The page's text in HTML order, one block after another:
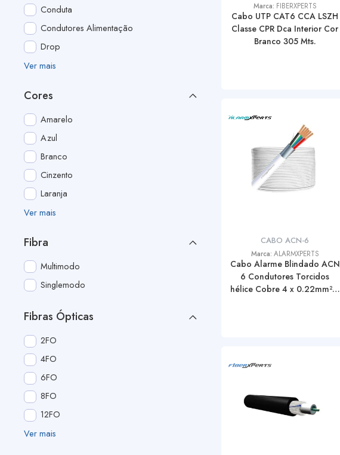
Marca: FIBERXPERTS
Cabo UTP CAT6 CCA LSZH
Classe CPR Dca Interior Cor
Branco 305 Mts.
CABO ACN-6
Marca: ALARMXPERTS
Cabo Alarme Blindado ACN
6 Condutores Torcidos
hélice Cobre 4 x 0.22mm² 2
Conduta
Condutores Alimentação
Drop
Ver mais
Cores
Amarelo
Azul
Branco
Cinzento
Laranja
Ver mais
Fibra
Multimodo
Singlemodo
Fibras Ópticas
2FO
4FO
6FO
8FO
12FO
Ver mais